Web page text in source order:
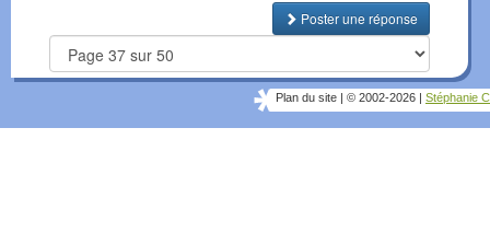
Poster une réponse
Plan du site © 2002-2026 Stéphanie C